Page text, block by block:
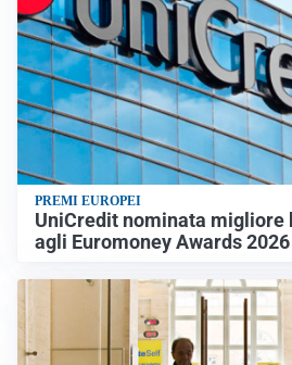
PREMI EUROPEI
UniCredit nominata migliore
agli Euromoney Awards 2026